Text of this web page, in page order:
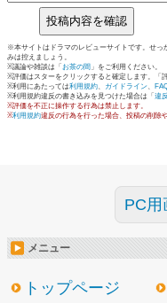
※本サイトはドラマのレビューサイトです。せっ
みは控えましょう。
※議論や雑談は「 お茶の間 」をご利用ください。
※評価はスターをクリックすると確定します。「
※利用にあたっては利用規約、 ガイドライン、
※利用規約違反の書き込みを見つけた場合は「 違
※評価を不正に操作する行為は禁止します。
※利用規約違反の行為を行った場合、投稿の削除
PC用
メニュー
トップページ